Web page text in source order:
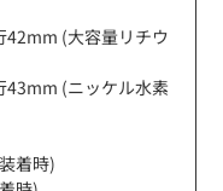
(大容量リチウ
(ニッケル水素
着時)